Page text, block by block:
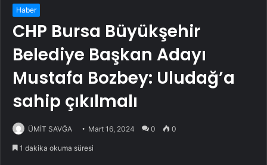
Haber
CHP Bursa Büyükşehir
Belediye Başkan Adayı
Mustafa Bozbey: Uludağ’a
sahip çıkılmalı
ÜMİT SAVĞA Mart 16, 2024 0 0
1 dakika okuma süresi